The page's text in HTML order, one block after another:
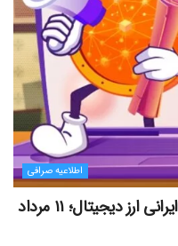
اطلاعیه صرافی
اطلاعیه و اتفاقات مهم صرافی‌های ایرانی ارز دیجیتال؛ ۱۱ مرداد